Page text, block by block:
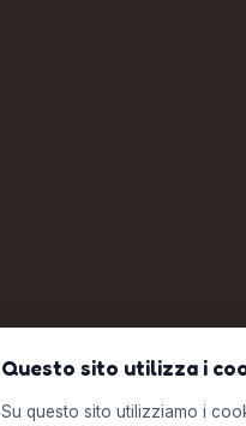
Questo sito utilizza i
Su questo sito utilizziamo i